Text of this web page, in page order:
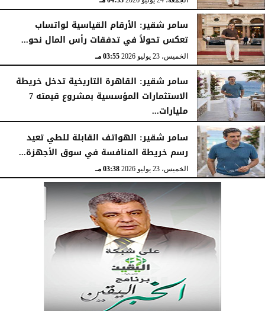
سامر شقير: الأرقام القياسية لواتساب
تعكس تحولاً في تدفقات رأس المال نحو...
الخميس، 23 يوليو 2026 03:55 مـ
سامر شقير: القاهرة التاريخية تدخل خريطة
الاستثمارات المؤسسية بمشروع قيمته 7
مليارات...
الخميس، 23 يوليو 2026
سامر شقير: الهواتف القابلة للطي تعيد
رسم خريطة المنافسة في سوق الأجهزة...
الخميس، 23 يوليو 2026 03:38 مـ